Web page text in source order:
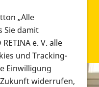
„Alle
Sie damit
e. V. alle
und Tracking-
Einwilligung
widerrufen,